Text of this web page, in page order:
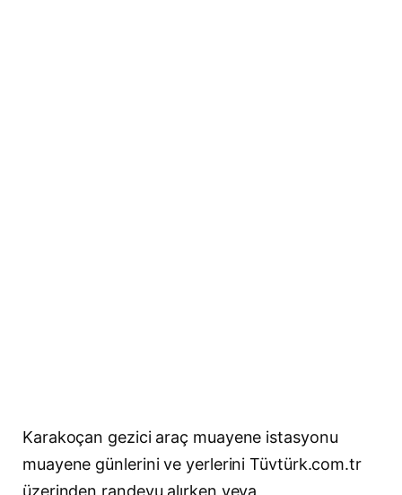
Karakoçan gezici araç muayene istasyonu
muayene günlerini ve yerlerini Tüvtürk.com.tr
üzerinden randevu alırken veya